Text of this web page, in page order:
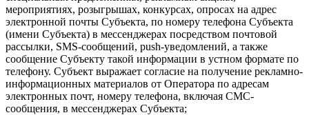
мероприятиях, розыгрышах, конкурсах, опросах на адрес
электронной почты Субъекта, по номеру телефона Субъекта
(имени Субъекта) в мессенджерах посредством почтовой
рассылки, SMS-сообщений, push-уведомлений, а также
сообщение Субъекту такой информации в устном формате по
телефону. Субъект выражает согласие на получение рекламно-
информационных материалов от Оператора по адресам
электронных почт, номеру телефона, включая СМС-
сообщения, в мессенджерах Субъекта;